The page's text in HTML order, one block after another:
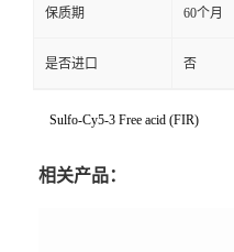
保质期 60个月
是否进口 否
Sulfo-Cy5-3 Free acid (FIR)
相关产品：